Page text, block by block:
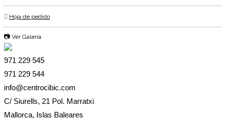
Hoja de pedido
📷 Ver Galería
971 229 545
971 229 544
info@centrocibic.com
C/ Siurells, 21 Pol. Marratxi
Mallorca, Islas Baleares